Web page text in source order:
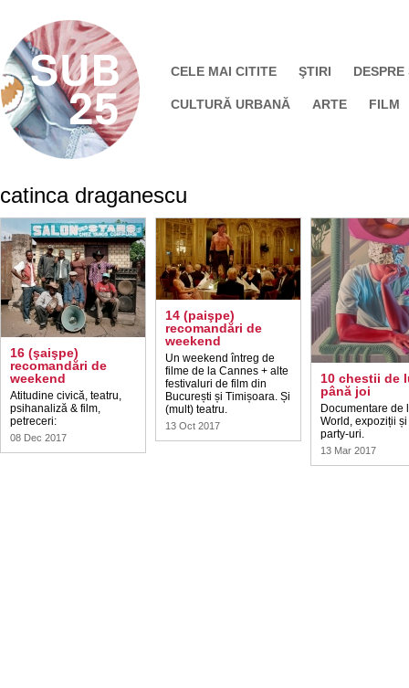
CELE MAI CITITE ŞTIRI DESPRE
CULTURĂ URBANĂ ARTE FILM
catinca draganescu
16 (şaişpe)
recomandări de
weekend
Atitudine civică, teatru,
psihanaliză & film,
petreceri:
08 Dec 2017
14 (paişpe)
recomandări de
weekend
Un weekend întreg de
filme de la Cannes + alte
festivaluri de film din
București și Timișoara. Și
(mult) teatru.
13 Oct 2017
10 chestii de
până joi
Documentare de
World, expoziții
party-uri.
13 Mar 2017